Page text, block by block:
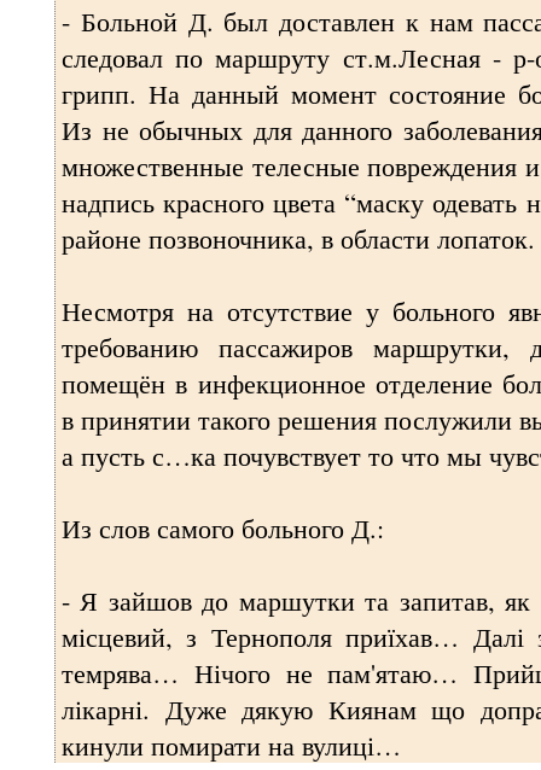
- Больной Д. был доставлен к нам
следовал по маршруту ст.м.Лесная -
грипп. На данный момент состояние
Из не обычных для данного
множественные телесные повреждения
надпись красного цвета “маску одевать
районе позвоночника, в области лопаток.
Несмотря на отсутствие у больного
требованию пассажиров маршрутки,
помещён в инфекционное отделение
в принятии такого решения послужили
а пусть с…ка почувствует то что мы
Из слов самого больного Д.:
- Я зайшов до маршутки та запитав, як
місцевий, з Тернополя приїхав…
темрява… Нічого не пам'ятаю…
лікарні. Дуже дякую Киянам що
кинули помирати на вулиці…